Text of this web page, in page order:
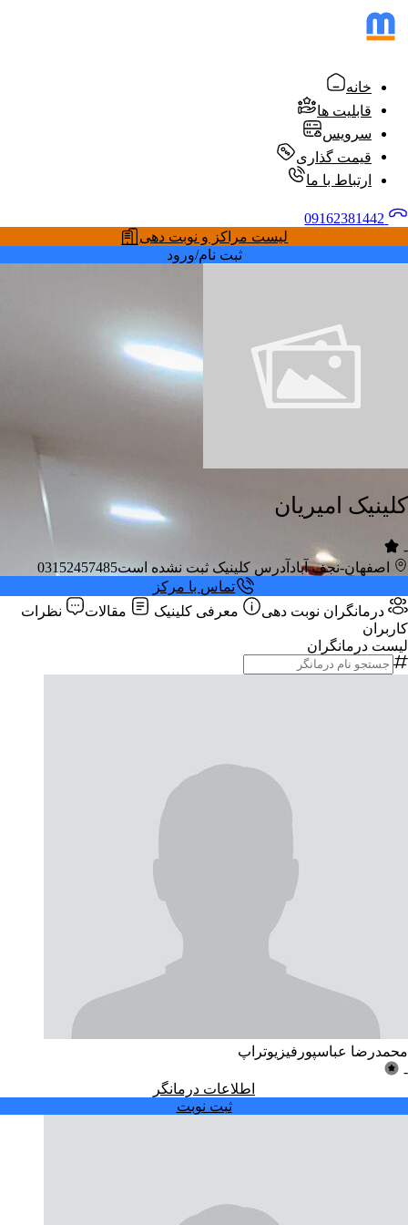
خانه
قابلیت ها
سرویس
قیمت گذاری
ارتباط با ما
لیست مراکز و نوبت دهی
ثبت نام/ورود
کلینیک امیریان
-
اصفهان-نجف آباد آدرس کلینیک ثبت نشده است03152457485
تماس با مرکز
درمانگران نوبت دهی معرفی کلینیک مقالات
نظرات
کاربران
لیست درمانگران
محمدرضا عباسپور فیزیوتراپ
-
اطلاعات درمانگر
ثبت نوبت